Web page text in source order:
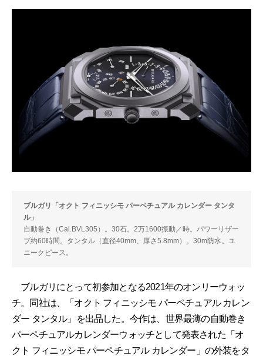
ブルガリ「オクト フィニッシモ パーペチュアル カレンダー タンタ
ル」
自動巻き（Cal.BVL305）。30石。2万1600振動／時。パワーリザー
ブ約60時間。タンタル（直径40mm、厚さ5.8mm）。30m防水。ユ
ニークピース。
ブルガリにとって初参加となる2021年のオンリーウォッ
チ。同社は、「オクト フィニッシモ パーペチュアル カレン
ダー タンタル」を出品した。今作は、世界最薄の自動巻き
パーペチュアルカレンダーウォッチとして発表された「オ
クト フィニッシモ パーペチュアル カレンダー」の外装をタ